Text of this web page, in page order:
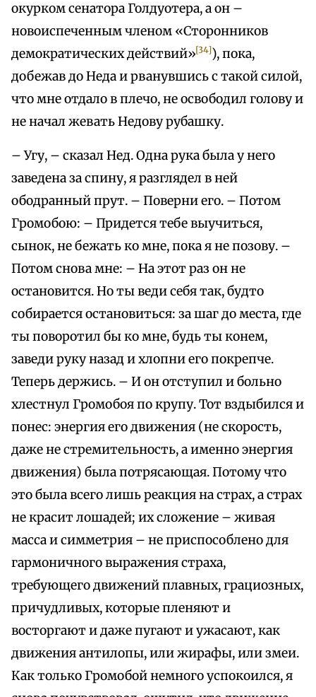
окурком сенатора Голдуотера, а он –
новоиспеченным членом «Сторонников
демократических действий»[34]), пока,
добежав до Неда и рванувшись с такой силой,
что мне отдало в плечо, не освободил голову и
не начал жевать Недову рубашку.
– Угу, – сказал Нед. Одна рука была у него
заведена за спину, я разглядел в ней
ободранный прут. – Поверни его. – Потом
Громобою: – Придется тебе выучиться,
сынок, не бежать ко мне, пока я не позову. –
Потом снова мне: – На этот раз он не
остановится. Но ты веди себя так, будто
собирается остановиться: за шаг до места, где
ты поворотил бы ко мне, будь ты конем,
заведи руку назад и хлопни его покрепче.
Теперь держись. – И он отступил и больно
хлестнул Громобоя по крупу. Тот вздыбился и
понес: энергия его движения (не скорость,
даже не стремительность, а именно энергия
движения) была потрясающая. Потому что
это была всего лишь реакция на страх, а страх
не красит лошадей; их сложение – живая
масса и симметрия – не приспособлено для
гармоничного выражения страха,
требующего движений плавных, грациозных,
причудливых, которые пленяют и
восторгают и даже пугают и ужасают, как
движения антилопы, или жирафы, или змеи.
Как только Громобой немного успокоился, я